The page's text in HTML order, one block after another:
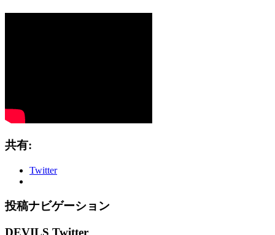
共有:
Twitter
投稿ナビゲーション
DEVILS Twitter